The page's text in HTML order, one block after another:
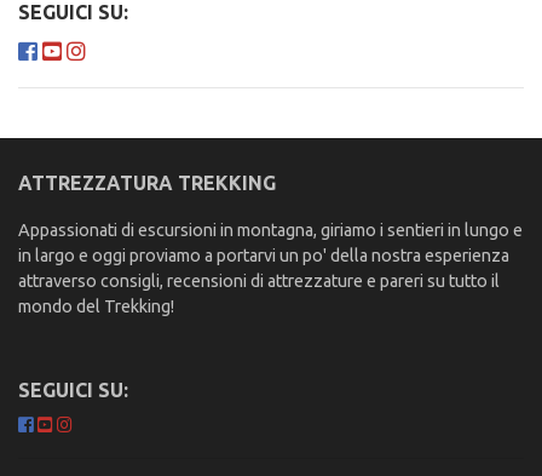
SEGUICI SU:
ATTREZZATURA TREKKING
Appassionati di escursioni in montagna, giriamo i sentieri in lungo e
in largo e oggi proviamo a portarvi un po' della nostra esperienza
attraverso consigli, recensioni di attrezzature e pareri su tutto il
mondo del Trekking!
SEGUICI SU: